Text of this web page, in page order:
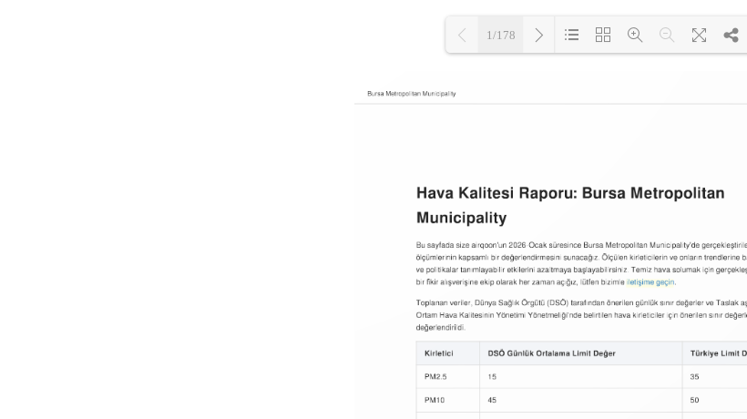
1/178